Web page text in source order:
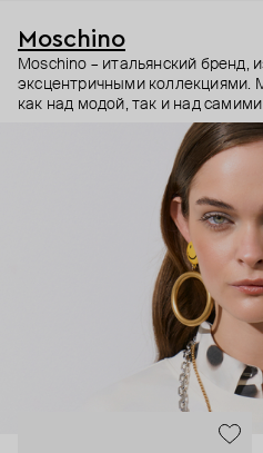
Moschino
Moschino – итальянский бренд,
эксцентричными коллекциями.
как над модой, так и над
мгновенно становящиеся
выходы селебрити (помните
бале Института костюма Met
коллаборации с самыми
«Улицы Сезам» до The Sims. Украшения бренда –
гипертрофированно
нарисованные: с кристаллами
расплавленными сердцами.